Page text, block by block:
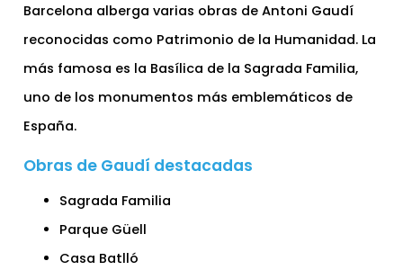
Barcelona alberga varias obras de Antoni Gaudí
reconocidas como Patrimonio de la Humanidad. La
más famosa es la Basílica de la Sagrada Familia,
uno de los monumentos más emblemáticos de
España.
Obras de Gaudí destacadas
Sagrada Familia
Parque Güell
Casa Batlló